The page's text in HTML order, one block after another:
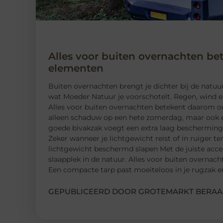
Alles voor buiten overnachten
elementen
Buiten overnachten brengt je dichter bij de
wat Moeder Natuur je voorschotelt. Regen, wind
Alles voor buiten overnachten betekent daarom
alleen schaduw op een hete zomerdag, maar
goede bivakzak voegt een extra laag
Zeker wanneer je lichtgewicht reist of in ruiger
lichtgewicht beschermd slapen Met de juiste
slaapplek in de natuur. Alles voor buiten
Een compacte tarp past moeiteloos in je rugzak
GEPUBLICEERD DOOR GROTEMARKT